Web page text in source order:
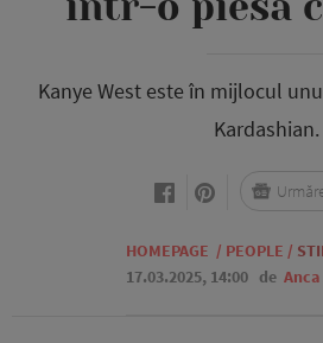
Kanye West este în mijlocul
Kardashian.
HOMEPAGE / PEOPLE /
17.03.2025, 14:00 de